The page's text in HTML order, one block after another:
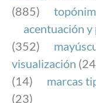
(885)
acentuación
(352)
visualización
(14)
marcas
(23)